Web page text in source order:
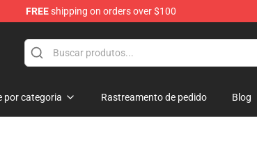
FREEshipping on orders over $100
por categoria Rastreamento de pedido Blog